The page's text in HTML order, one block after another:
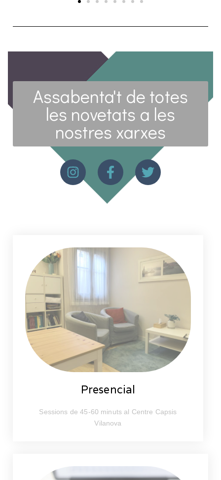
Assabenta't de totes
les novetats a les
nostres xarxes
Presencial
Sessions de 45-60 minuts al Centre Capsis
Vilanova